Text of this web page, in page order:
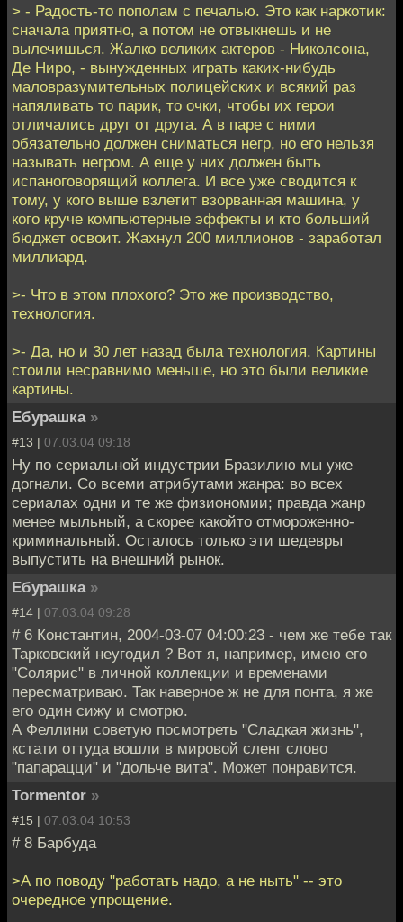
> - Радость-то пополам с печалью. Это как наркотик:
сначала приятно, а потом не отвыкнешь и не
вылечишься. Жалко великих актеров - Николсона,
Де Ниро, - вынужденных играть каких-нибудь
маловразумительных полицейских и всякий раз
напяливать то парик, то очки, чтобы их герои
отличались друг от друга. А в паре с ними
обязательно должен сниматься негр, но его нельзя
называть негром. А еще у них должен быть
испаноговорящий коллега. И все уже сводится к
тому, у кого выше взлетит взорванная машина, у
кого круче компьютерные эффекты и кто больший
бюджет освоит. Жахнул 200 миллионов - заработал
миллиард.
>- Что в этом плохого? Это же производство,
технология.
>- Да, но и 30 лет назад была технология. Картины
стоили несравнимо меньше, но это были великие
картины.
Ебурашка »
#13 | 07.03.04 09:18
Ну по сериальной индустрии Бразилию мы уже
догнали. Со всеми атрибутами жанра: во всех
сериалах одни и те же физиономии; правда жанр
менее мыльный, а скорее какойто отмороженно-
криминальный. Осталось только эти шедевры
выпустить на внешний рынок.
Ебурашка »
#14 | 07.03.04 09:28
# 6 Константин, 2004-03-07 04:00:23 - чем же тебе так
Тарковский неугодил ? Вот я, например, имею его
"Солярис" в личной коллекции и временами
пересматриваю. Так наверное ж не для понта, я же
его один сижу и смотрю.
А Феллини советую посмотреть "Сладкая жизнь",
кстати оттуда вошли в мировой сленг слово
"папарацци" и "дольче вита". Может понравится.
Tormentor »
#15 | 07.03.04 10:53
# 8 Барбуда
>А по поводу "работать надо, а не ныть" -- это
очередное упрощение.